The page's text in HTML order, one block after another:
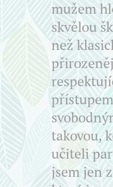
mužem
skvělou
než
takovou,
učiteli
jsem jen